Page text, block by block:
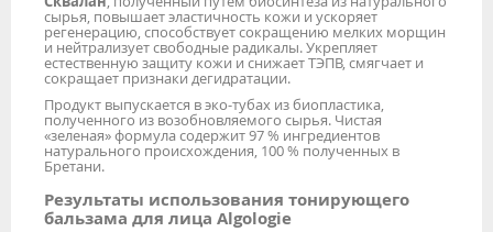
сырья, повышает эластичность кожи и ускоряет
регенерацию, способствует сокращению мелких морщин
и нейтрализует свободные радикалы. Укрепляет
естественную защиту кожи и снижает ТЭПВ, смягчает и
сокращает признаки дегидратации.
Продукт выпускается в эко-тубах из биопластика,
полученного из возобновляемого сырья. Чистая
«зеленая» формула содержит 97 % ингредиентов
натурального происхождения, 100 % полученных в
Бретани.
Результаты использования тонирующего
бальзама для лица Algologie